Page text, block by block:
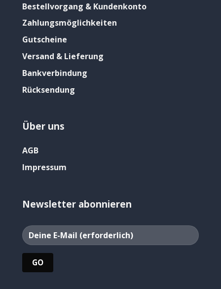
Bestellvorgang & Kundenkonto
Zahlungsmöglichkeiten
Gutscheine
Versand & Lieferung
Bankverbindung
Rücksendung
Über uns
AGB
Impressum
Newsletter abonnieren